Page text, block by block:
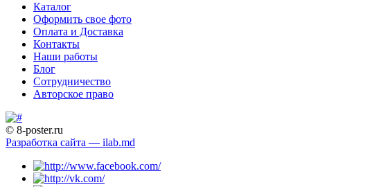
Каталог
Оформить свое фото
Оплата и Доставка
Контакты
Наши работы
Блог
Сотрудничество
Авторское право
© 8-poster.ru
Разработка сайта — ilab.md